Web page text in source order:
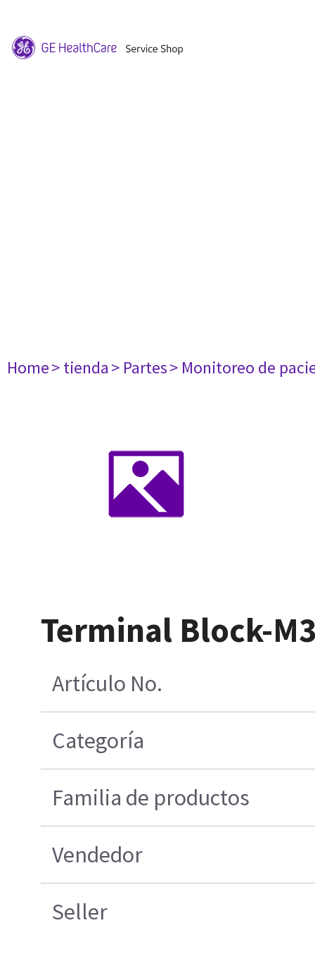
Home> tienda> Partes> Monitoreo de
Terminal Block-
Artículo No.
Categoría
Familia de productos
Vendedor
Seller